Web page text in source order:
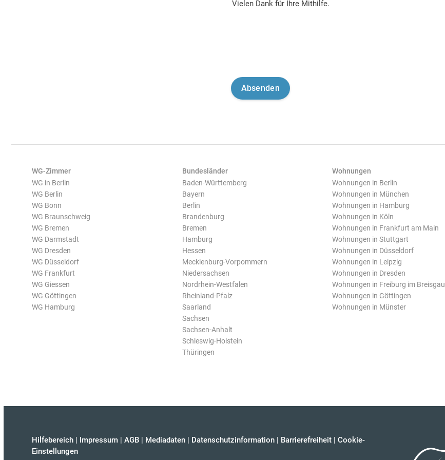
Vielen Dank für Ihre Mithilfe.
WG-Zimmer
WG in Berlin
WG Berlin
WG Bonn
WG Braunschweig
WG Bremen
WG Darmstadt
WG Dresden
WG Düsseldorf
WG Frankfurt
WG Giessen
WG Göttingen
WG Hamburg
Bundesländer
Baden-Württemberg
Bayern
Berlin
Brandenburg
Bremen
Hamburg
Hessen
Mecklenburg-Vorpommern
Niedersachsen
Nordrhein-Westfalen
Rheinland-Pfalz
Saarland
Sachsen
Sachsen-Anhalt
Schleswig-Holstein
Thüringen
Wohnungen
Wohnungen in Berlin
Wohnungen in München
Wohnungen in Hamburg
Wohnungen in Köln
Wohnungen in Frankfurt am Main
Wohnungen in Stuttgart
Wohnungen in Düsseldorf
Wohnungen in Leipzig
Wohnungen in Dresden
Wohnungen in Freiburg im Breisgau
Wohnungen in Göttingen
Wohnungen in Münster
Hilfebereich | Impressum | AGB | Mediadaten | Datenschutzinformation | Barrierefreiheit | Cookie-
Einstellungen